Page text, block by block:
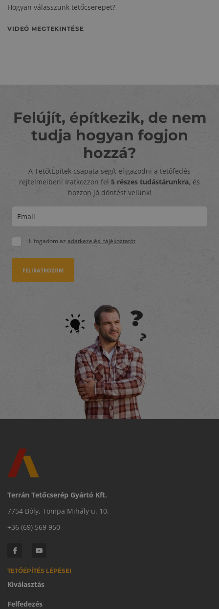
Hogyan válasszunk tetőcserepet?
VIDEÓ MEGTEKINTÉSE
Felújít, építkezik, de nem
tudja hogyan fogjon
hozzá?
A TetőtÉpítek csapata segít eligazodni a tetőfedés
rejtelmeiben! Iratkozzon fel 5 részes tudástárunkra, és
hozzon jó döntést velünk!
Elfogadom az adatkezelési tájékoztatót
FELIRATKOZOM
Terrán Tetőcserép Gyártó Kft.
7754 Bóly, Tompa Mihály u. 10.
+36 (69) 569 950
TETŐÉPÍTÉS LÉPÉSEI
Kiválasztás
Felfedezés